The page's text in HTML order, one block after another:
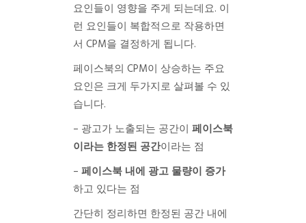
요인들이 영향을 주게 되는데요. 이
런 요인들이 복합적으로 작용하면
서 CPM을 결정하게 됩니다.
페이스북의 CPM이 상승하는 주요
요인은 크게 두가지로 살펴볼 수 있
습니다.
– 광고가 노출되는 공간이 페이스북
이라는 한정된 공간이라는 점
– 페이스북 내에 광고 물량이 증가
하고 있다는 점
간단히 정리하면 한정된 공간 내에